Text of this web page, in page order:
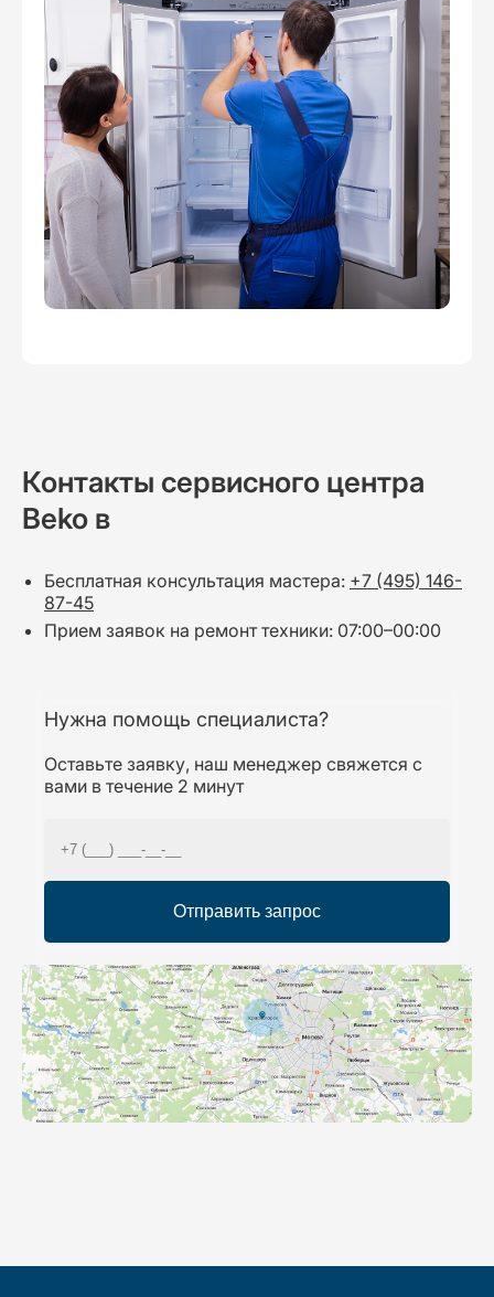
Контакты сервисного центра
Beko в
Бесплатная консультация мастера: +7 (495) 146-
87-45
Прием заявок на ремонт техники: 07:00–00:00
Нужна помощь специалиста?
Оставьте заявку, наш менеджер свяжется с
вами в течение 2 минут
Отправить запрос